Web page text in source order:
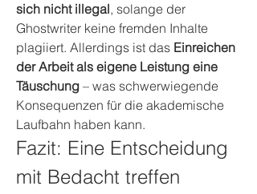
sich nicht illegal, solange der
Ghostwriter keine fremden Inhalte
plagiiert. Allerdings ist das Einreichen
der Arbeit als eigene Leistung eine
Täuschung – was schwerwiegende
Konsequenzen für die akademische
Laufbahn haben kann.
Fazit: Eine Entscheidung
mit Bedacht treffen